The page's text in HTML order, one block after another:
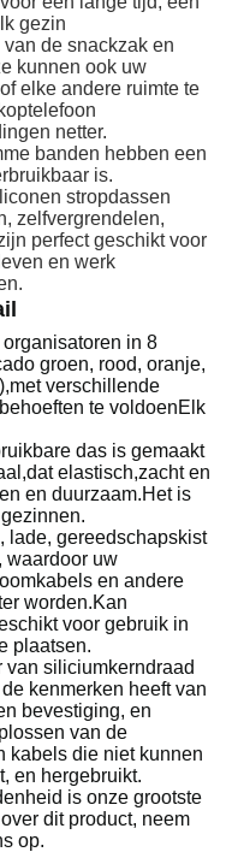
gezin
de snackzak en
kunnen ook uw
elke andere ruimte te
netter.
banden hebben een
is.
stropdassen
zelfvergrendelen,
perfect geschikt voor
en werk
in 8
groen, rood, oranje,
verschillende
te voldoenElk
das is gemaakt
elastisch,zacht en
en duurzaam.Het is
lade, gereedschapskist
waardoor uw
en andere
worden.Kan
voor gebruik in
plaatsen.
van siliciumkerndraad
kenmerken heeft van
bevestiging, en
van de
kabels die niet kunnen
en hergebruikt.
is onze grootste
dit product, neem
op.